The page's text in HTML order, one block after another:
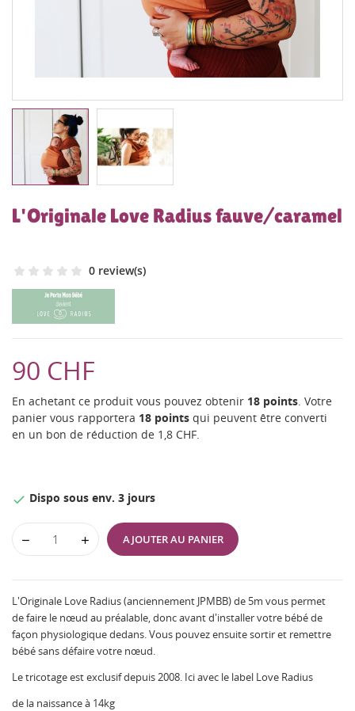
L'Originale Love Radius fauve/caramel
0 review(s)
90 CHF
En achetant ce produit vous pouvez obtenir 18 points. Votre
panier vous rapportera 18 points qui peuvent être converti
en un bon de réduction de 1,8 CHF.
 Dispo sous env. 3 jours
AJOUTER AU PANIER
L'Originale Love Radius (anciennement JPMBB) de 5m vous permet
de faire le nœud au préalable, donc avant d'installer votre bébé de
façon physiologique dedans. Vous pouvez ensuite sortir et remettre
bébé sans défaire votre nœud.
Le tricotage est exclusif depuis 2008. Ici avec le label Love Radius
de la naissance à 14kg